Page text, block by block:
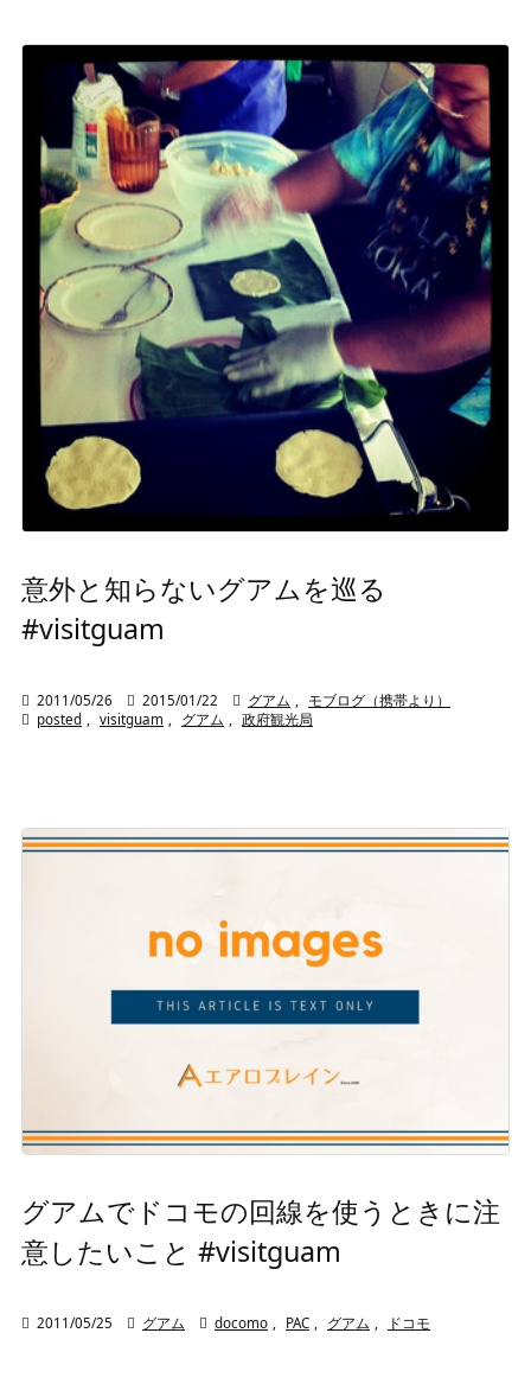
意外と知らないグアムを巡る
#visitguam
 2011/05/26  2015/01/22  グアム , モブログ（携帯より）
 posted , visitguam , グアム , 政府観光局
グアムでドコモの回線を使うときに注
意したいこと #visitguam
 2011/05/25  グアム  docomo PAC グアム ドコモ